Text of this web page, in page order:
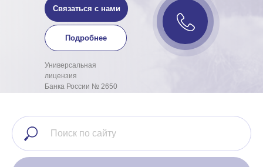
Универсальная
лицензия
Банка России № 2650
Связаться с нами
Подробнее